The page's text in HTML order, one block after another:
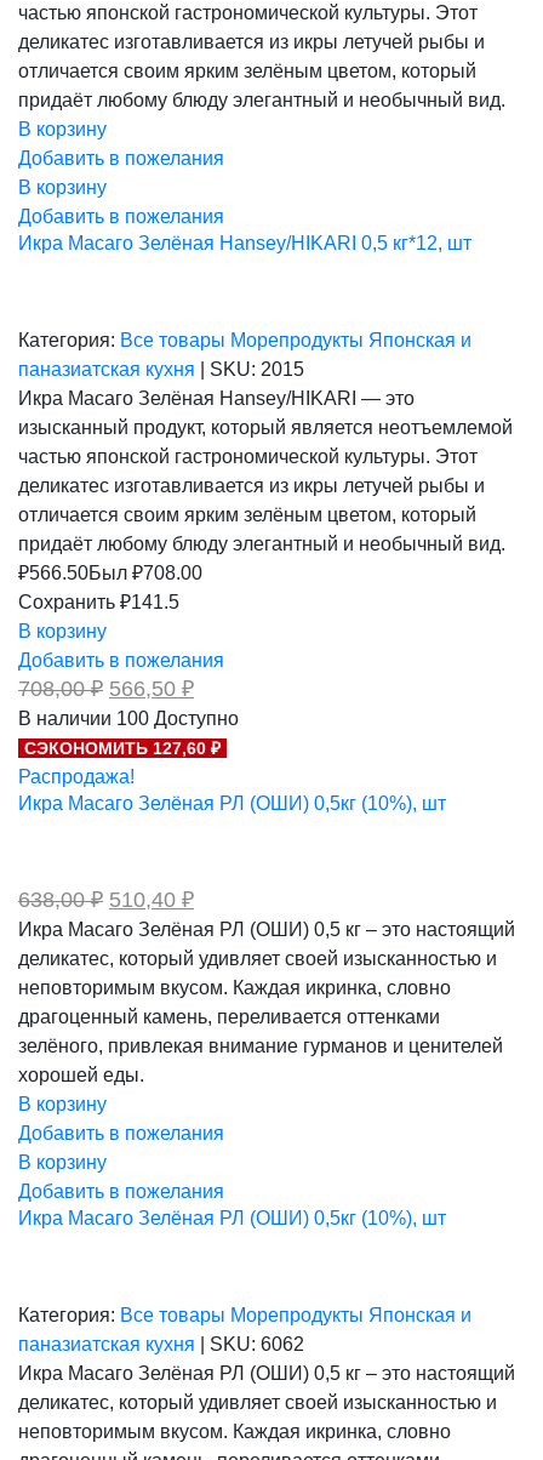
частью японской гастрономической культуры. Этот
деликатес изготавливается из икры летучей рыбы и
отличается своим ярким зелёным цветом, который
придаёт любому блюду элегантный и необычный вид.
В корзину
Добавить в пожелания
В корзину
Добавить в пожелания
Икра Масаго Зелёная Hansey/HIKARI 0,5 кг*12, шт
Категория: Все товары Морепродукты Японская и
паназиатская кухня
SKU: 2015
Икра Масаго Зелёная Hansey/HIKARI — это
изысканный продукт, который является неотъемлемой
частью японской гастрономической культуры. Этот
деликатес изготавливается из икры летучей рыбы и
отличается своим ярким зелёным цветом, который
придаёт любому блюду элегантный и необычный вид.
₽566.50Был ₽708.00
Сохранить ₽141.5
В корзину
Добавить в пожелания
708,00₽ Первоначальная
цена
составляла
708,00 ₽.
566,50 ₽Текущая
566,50 ₽.
В наличии 100 Доступно
СЭКОНОМИТЬ 127,60 ₽
Распродажа!
Икра Масаго Зелёная РЛ (ОШИ) 0,5кг (10%), шт
638,00₽ Первоначальная
цена
составляла
638,00 ₽.
510,40 ₽Текущая
цена:
510,40 ₽.
Икра Масаго Зелёная РЛ (ОШИ) 0,5 кг – это настоящий
деликатес, который удивляет своей изысканностью и
неповторимым вкусом. Каждая икринка, словно
драгоценный камень, переливается оттенками
зелёного, привлекая внимание гурманов и ценителей
хорошей еды.
В корзину
Добавить в пожелания
В корзину
Добавить в пожелания
Икра Масаго Зелёная РЛ (ОШИ) 0,5кг (10%), шт
Категория: Все товары Морепродукты Японская и
паназиатская кухня
SKU: 6062
Икра Масаго Зелёная РЛ (ОШИ) 0,5 кг – это настоящий
деликатес, который удивляет своей изысканностью и
неповторимым вкусом. Каждая икринка, словно